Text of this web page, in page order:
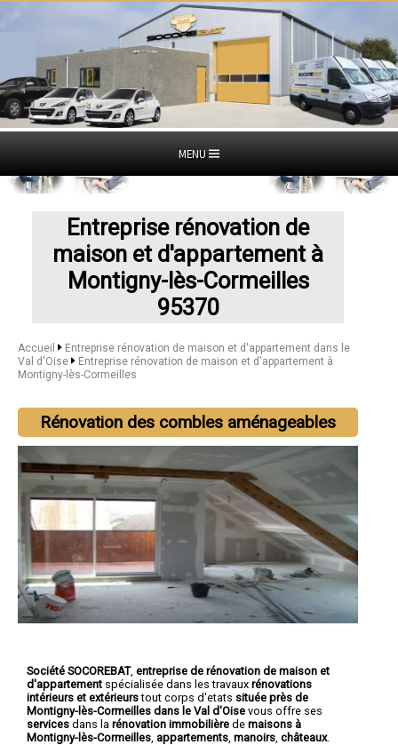
MENU
Entreprise rénovation de
maison et d'appartement à
Montigny-lès-Cormeilles
95370
Accueil
Entreprise rénovation de maison et d'appartement dans le
Val d'Oise
Entreprise rénovation de maison et d'appartement à
Montigny-lès-Cormeilles
Rénovation des combles aménageables
Société SOCOREBAT, entreprise de rénovation de maison et
d'appartement spécialisée dans les travaux rénovations
intérieurs et extérieurstout corps d'etats située près de
Montigny-lès-Cormeilles dans le Val d'Oise vous offre ses
services dans la rénovation immobilière de maisons à
Montigny-lès-Cormeilles appartements manoirs châteaux.